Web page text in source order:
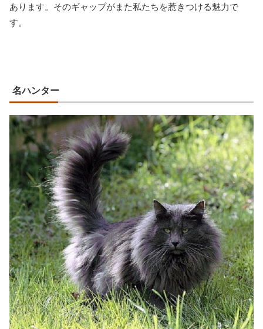
あります。そのギャップがまた私たちを惹きつける魅力で
す。
名ハンター